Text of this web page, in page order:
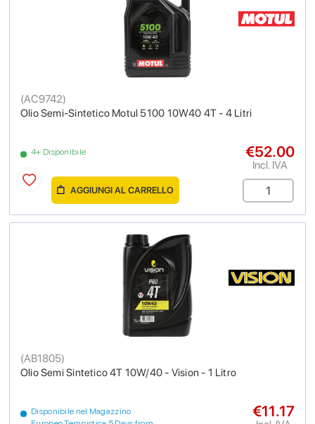
Olio Semi-Sintetico Motul 5100 10W40 4T - 4 Litri
(AC9742)
4+ Disponibile €52.00
Incl. IVA
AGGIUNGI AL CARRELLO
Olio Semi Sintetico 4T 10W/40 - Vision - 1 Litro
(AB1805)
Disponibile nel Magazzino
€11.17